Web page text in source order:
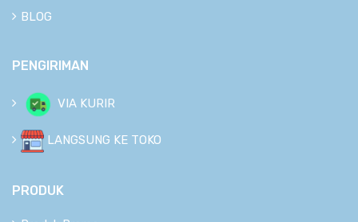
BLOG
PENGIRIMAN
VIA KURIR
LANGSUNG KE TOKO
PRODUK